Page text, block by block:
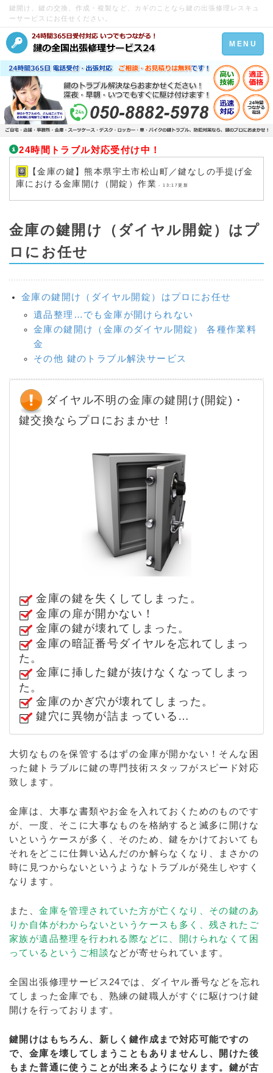
鍵開け、鍵の交換、作成・複製など、カギのことなら鍵の出張修理レスキュ
ーサービスにお任せください。
Toggle
navigation
MENU
24時間トラブル対応受付け中！
【金庫の鍵】熊本県宇土市松山町／鍵なしの手提げ金
庫における金庫開け（開錠）作業 - 13:17更新
金庫の鍵開け（ダイヤル開錠）はプ
ロにお任せ
金庫の鍵開け（ダイヤル開錠）はプロにお任せ
遺品整理…でも金庫が開けられない
金庫の鍵開け（金庫のダイヤル開錠） 各種作業料
金
その他 鍵のトラブル解決サービス
ダイヤル不明の金庫の鍵開け(開錠)・
鍵交換ならプロにおまかせ！
金庫の鍵を失くしてしまった。
金庫の扉が開かない！
金庫の鍵が壊れてしまった。
金庫の暗証番号ダイヤルを忘れてしまっ
た。
金庫に挿した鍵が抜けなくなってしまっ
た。
金庫のかぎ穴が壊れてしまった。
鍵穴に異物が詰まっている…
大切なものを保管するはずの金庫が開かない！そんな困
った鍵トラブルに鍵の専門技術スタッフがスピード対応
致します。
金庫は、大事な書類やお金を入れておくためのものです
が、一度、そこに大事なものを格納すると滅多に開けな
いというケースが多く、そのため、鍵をかけておいても
それをどこに仕舞い込んだのか解らなくなり、まさかの
時に見つからないというようなトラブルが発生しやすく
なります。
また、金庫を管理されていた方が亡くなり、その鍵のあ
りか自体がわからないというケースも多く、残されたご
家族が遺品整理を行われる際などに、開けられなくて困
っているというご相談などが寄せられています。
全国出張修理サービス24では、ダイヤル番号などを忘れ
てしまった金庫でも、熟練の鍵職人がすぐに駆けつけ鍵
開けを行っております。
鍵開けはもちろん、新しく鍵作成まで対応可能ですの
で、金庫を壊してしまうこともありませんし、開けた後
もまた普通に使うことが出来るようになります。鍵が古